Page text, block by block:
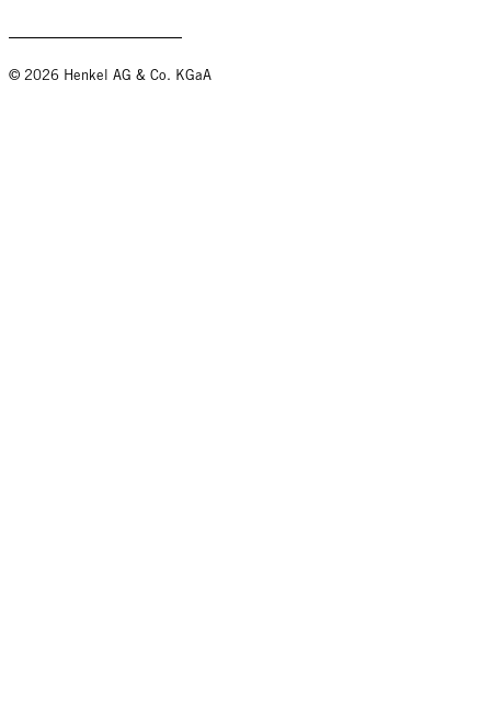
© 2026 Henkel AG & Co. KGaA